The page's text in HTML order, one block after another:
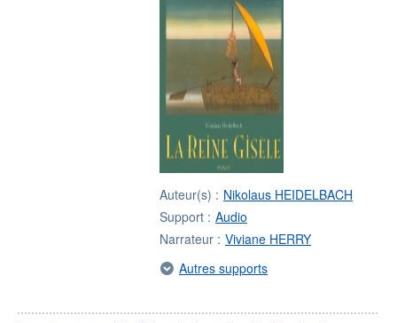
Auteur(s) : Nikolaus HEIDELBACH
Support : Audio
Narrateur : Viviane HERRY
Autres supports